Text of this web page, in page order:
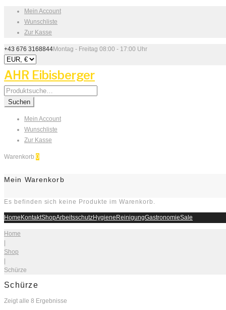
Mein Account
Wunschliste
Zur Kasse
+43 676 3168844Montag - Freitag 08:00 - 17:00 Uhr
AHR Eibisberger
Search
for:
Suchen
Mein Account
Wunschliste
Zur Kasse
Warenkorb 0
Mein Warenkorb
Es befinden sich keine Produkte im Warenkorb.
HomeKontaktShopArbeitsschutzHygieneReinigungGastronomieSale
Home
|
Shop
|
Schürze
Schürze
Zeigt alle 8 Ergebnisse